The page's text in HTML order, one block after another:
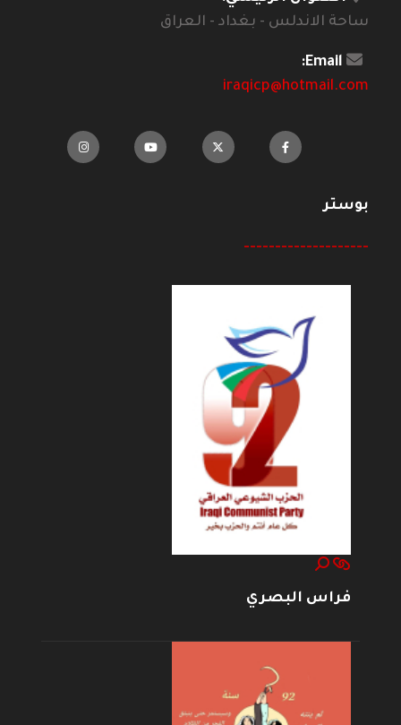
ساحة الاندلس - بغداد - العراق
Email:
iraqicp@hotmail.com
بوستر
--------------------
فراس البصري